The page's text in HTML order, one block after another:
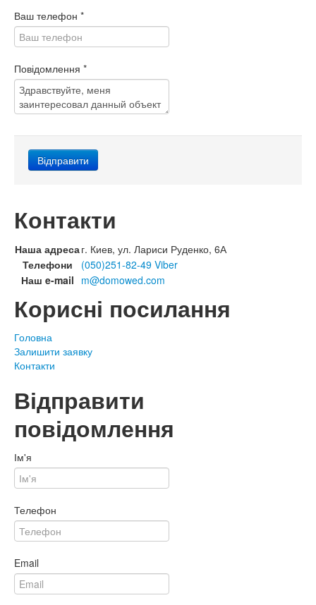
Ваш телефон *
Повідомлення *
Контакти
Наша адресаг. Киев, ул. Лариси Руденко, 6А
Телефони
(050)251-82-49 Viber
Наш e-mail m@domowed.com
Корисні посилання
Головна
Залишити заявку
Контакти
Відправити
повідомлення
Ім'я
Телефон
Email